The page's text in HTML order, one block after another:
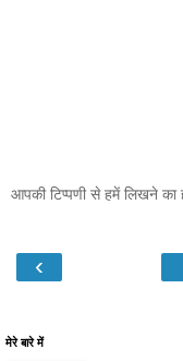
आपकी टिप्पणी से हमें लिखने का
‹
मेरे बारे में